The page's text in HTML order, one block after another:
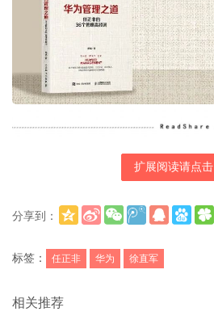
扩展阅读请点击
分享到：
标签：
任正非 华为 徐直军
相关推荐